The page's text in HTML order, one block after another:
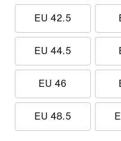
EU 42.5
EU 44.5
EU 46
EU 48.5